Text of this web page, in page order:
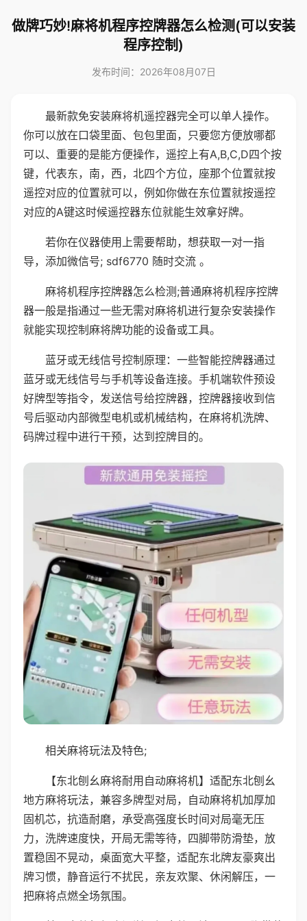
做牌巧妙!麻将机程序控牌器怎么检测(可以安装
程序控制)
发布时间：2026年08月07日
最新款免安装麻将机遥控器完全可以单人操作。
你可以放在口袋里面、包包里面，只要您方便放哪都
可以、重要的是能方便操作，遥控上有A,B,C,D四个按
键，代表东，南，西，北四个方位，座那个位置就按
遥控对应的位置就可以，例如你做在东位置就按遥控
对应的A键这时候遥控器东位就能生效拿好牌。
若你在仪器使用上需要帮助，想获取一对一指
导，添加微信号; sdf6770 随时交流 。
麻将机程序控牌器怎么检测;普通麻将机程序控牌
器一般是指通过一些无需对麻将机进行复杂安装操作
就能实现控制麻将牌功能的设备或工具。
蓝牙或无线信号控制原理：一些智能控牌器通过
蓝牙或无线信号与手机等设备连接。手机端软件预设
好牌型等指令，发送信号给控牌器，控牌器接收到信
号后驱动内部微型电机或机械结构，在麻将机洗牌、
码牌过程中进行干预，达到控牌目的。
相关麻将玩法及特色;
【东北刨幺麻将耐用自动麻将机】适配东北刨幺
地方麻将玩法，兼容多牌型对局，自动麻将机加厚加
固机芯，抗造耐磨，承受高强度长时间对局毫无压
力，洗牌速度快，开局无需等待，四脚带防滑垫，放
置稳固不晃动，桌面宽大平整，适配东北牌友豪爽出
牌习惯，静音运行不扰民，亲友欢聚、休闲解压，一
把麻将点燃全场氛围。